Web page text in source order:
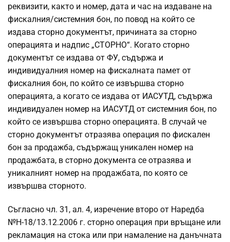
реквизити, както и номер, дата и час на издаване на
фискалния/системния бон, по повод на който се
издава сторно документът, причината за сторно
операцията и надпис „СТОРНО“. Когато сторно
документът се издава от ФУ, съдържа и
индивидуалния номер на фискалната памет от
фискалния бон, по който се извършва сторно
операцията, а когато се издава от ИАСУТД, съдържа
индивидуален номер на ИАСУТД от системния бон, по
който се извършва сторно операцията. В случай че
сторно документът отразява операция по фискален
бон за продажба, съдържащ уникален номер на
продажбата, в сторно документа се отразява и
уникалният номер на продажбата, по която се
извършва сторното.
Съгласно чл. 31, ал. 4, изречение второ от Наредба
№Н-18/13.12.2006 г. сторно операция при връщане или
рекламация на стока или при намаление на данъчната